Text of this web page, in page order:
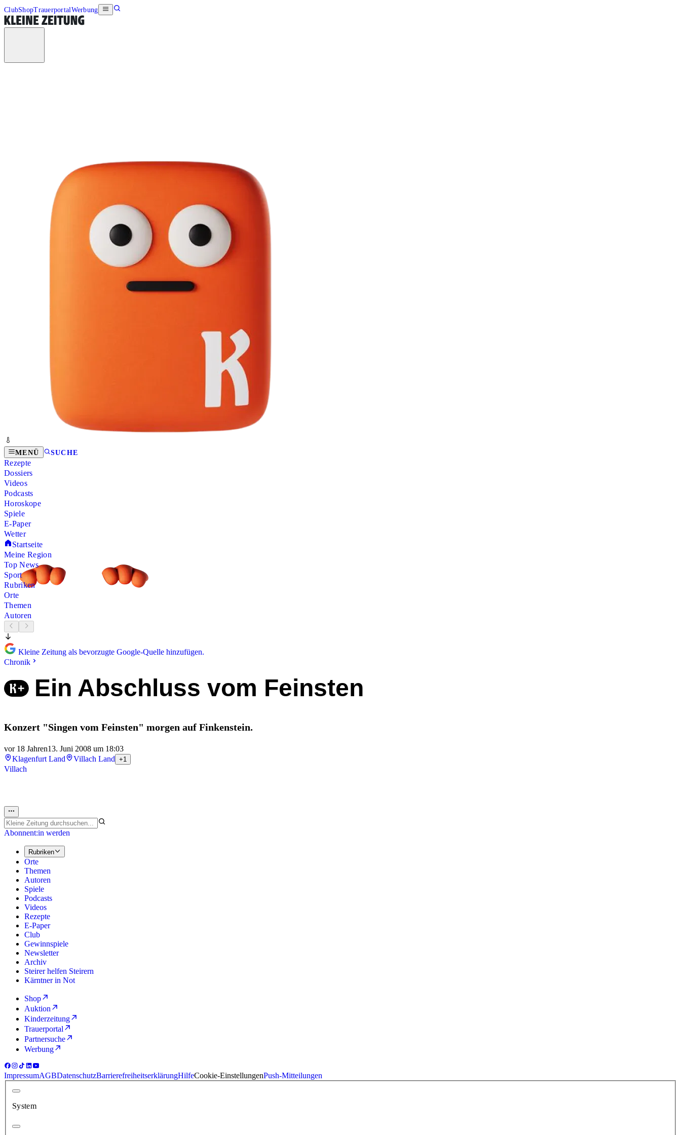
ClubShopTrauerportalWerbung
MENÜ SUCHE
Rezepte
Dossiers
Videos
Podcasts
Horoskope
Spiele
E-Paper
Wetter
Startseite
Meine Region
Top News
Sport
Rubriken
Orte
Themen
Autoren
Kleine Zeitung als bevorzugte Google-Quelle hinzufügen.
Chronik
Ein Abschluss vom Feinsten
Konzert "Singen vom Feinsten" morgen auf Finkenstein.
vor 18 Jahren13. Juni 2008 um 18:03
Klagenfurt Land
Villach Land +1
Villach
Abonnent:in werden
Rubriken
Orte
Themen
Autoren
Spiele
Podcasts
Videos
Rezepte
E-Paper
Club
Gewinnspiele
Newsletter
Archiv
Steirer helfen Steirern
Kärntner in Not
Shop
Auktion
Kinderzeitung
Trauerportal
Partnersuche
Werbung
ImpressumAGBDatenschutzBarrierefreiheitserklärungHilfeCookie-EinstellungenPush-Mitteilungen
System